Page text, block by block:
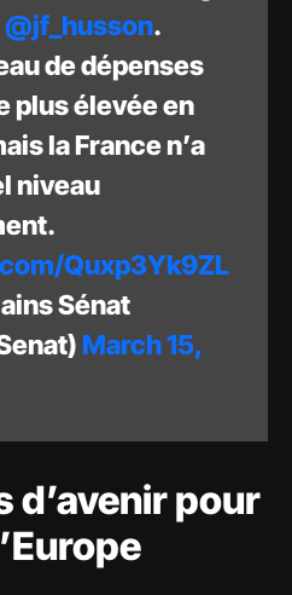
@jf_husson.
de dépenses
plus élevée en
la France n’a
niveau
Quxp3Yk9ZL
Sénat
March 15,
d’avenir pour